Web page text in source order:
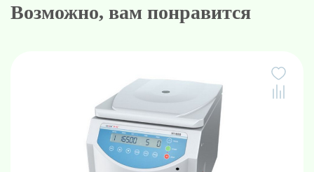
Возможно, вам понравится